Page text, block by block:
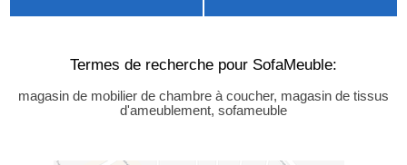
Termes de recherche pour SofaMeuble:
magasin de mobilier de chambre à coucher, magasin de tissus
d'ameublement, sofameuble